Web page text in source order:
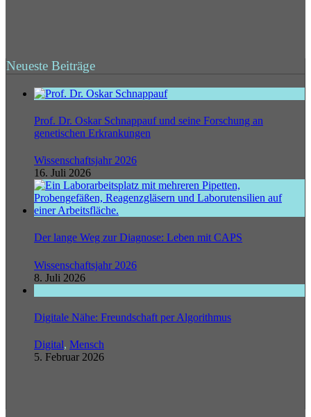
Neueste Beiträge
Prof. Dr. Oskar Schnappauf und seine Forschung an
genetischen Erkrankungen
Wissenschaftsjahr 2026
16. Juli 2026
Der lange Weg zur Diagnose: Leben mit CAPS
Wissenschaftsjahr 2026
8. Juli 2026
Digitale Nähe: Freundschaft per Algorithmus
Digital, Mensch
5. Februar 2026